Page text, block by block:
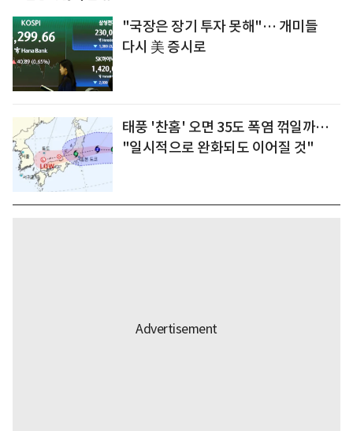
"국장은 장기 투자 못해"… 개미들
다시 美 증시로
태풍 '찬홈' 오면 35도 폭염 꺾일까…
"일시적으로 완화되도 이어질 것"